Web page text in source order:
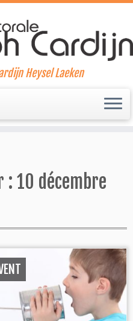
Heysel Laeken
: 10 décembre